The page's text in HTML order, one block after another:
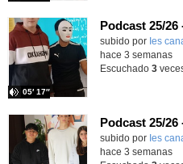
subido por Ies
05′ 17″
hace 3 semanas
Escuchado 3
Podcast 25/
subido por Ies
hace 3 semanas